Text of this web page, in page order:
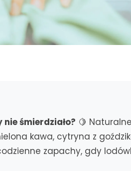
nie śmierdziało? 🍋 Naturalne
kawa, cytryna z
zapachy, gdy